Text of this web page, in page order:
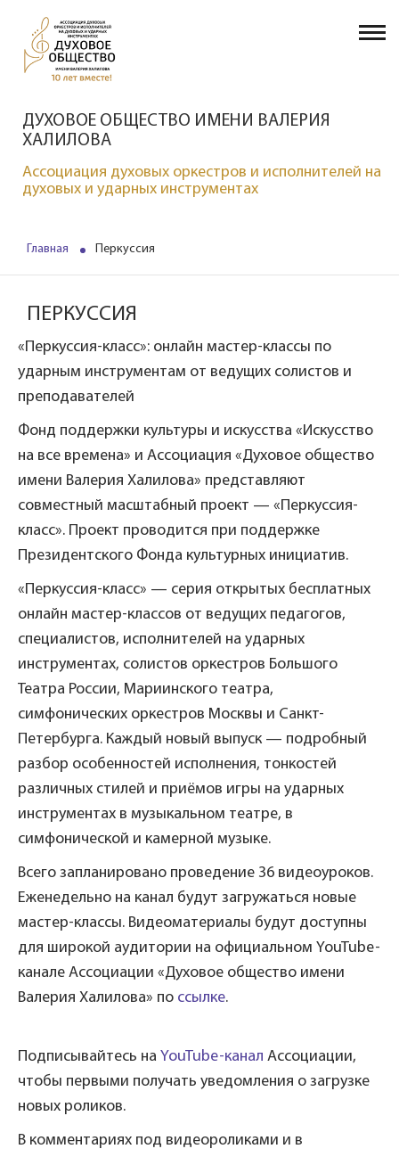
ДУХОВОЕ ОБЩЕСТВО ИМЕНИ ВАЛЕРИЯ
ХАЛИЛОВА
Ассоциация духовых оркестров и исполнителей на
духовых и ударных инструментах
Главная Перкуссия
ПЕРКУССИЯ
«Перкуссия-класс»: онлайн мастер-классы по
ударным инструментам от ведущих солистов и
преподавателей
Фонд поддержки культуры и искусства «Искусство
на все времена» и Ассоциация «Духовое общество
имени Валерия Халилова» представляют
совместный масштабный проект — «Перкуссия-
класс». Проект проводится при поддержке
Президентского Фонда культурных инициатив.
«Перкуссия-класс» — серия открытых бесплатных
онлайн мастер-классов от ведущих педагогов,
специалистов, исполнителей на ударных
инструментах, солистов оркестров Большого
Театра России, Мариинского театра,
симфонических оркестров Москвы и Санкт-
Петербурга. Каждый новый выпуск — подробный
разбор особенностей исполнения, тонкостей
различных стилей и приёмов игры на ударных
инструментах в музыкальном театре, в
симфонической и камерной музыке.
Всего запланировано проведение 36 видеоуроков.
Еженедельно на канал будут загружаться новые
мастер-классы. Видеоматериалы будут доступны
для широкой аудитории на официальном YouTube-
канале Ассоциации «Духовое общество имени
Валерия Халилова» по ссылке.
Подписывайтесь на YouTube-канал Ассоциации,
чтобы первыми получать уведомления о загрузке
новых роликов.
В комментариях под видеороликами и в